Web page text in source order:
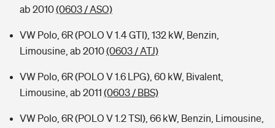
ab 2010(0603 / ASO)
VW Polo, 6R (POLO V 1.4 GTI), 132 kW, Benzin,
Limousine, ab 2010(0603 / ATJ)
VW Polo, 6R (POLO V 1.6 LPG), 60 kW, Bivalent,
Limousine, ab 2011 (0603 / BBS)
VW Polo, 6R (POLO V 1.2 TSI), 66 kW, Benzin, Limousine,